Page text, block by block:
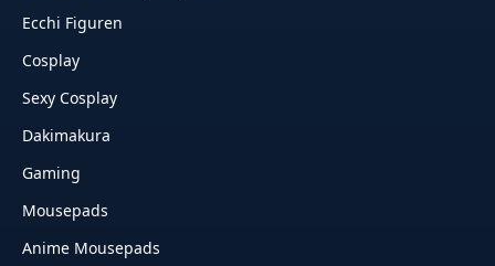
Ecchi Figuren
Cosplay
Sexy Cosplay
Dakimakura
Gaming
Mousepads
Anime Mousepads